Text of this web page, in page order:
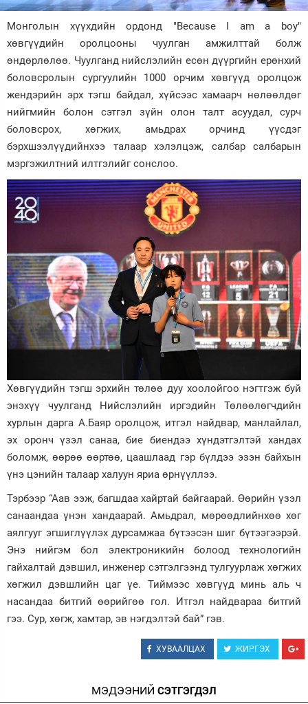
Зурхай
Монголын хүүхдийн ордонд "Because I am a boy"
хөвгүүдийн оролцооны чуулган амжилттай болж
өндөрлөлөө. Чуулганд нийслэлийн есөн дүүргийн ерөнхий
боловсролын сургуулийн 1000 орчим хөвгүүд оролцож
жендэрийн эрх тэгш байдал, хүйсээс хамаарч нөлөөлдөг
нийгмийн болон сэтгэл зүйн олон талт асуудал, сурч
боловсрох, хөгжих, амьдрах орчинд үүсдэг
бэрхшээлүүдийнхээ талаар хэлэлцэж, салбар салбарын
мэргэжилтний илтгэлийг сонслоо.
Хөвгүүдийн тэгш эрхийн төлөө дуу хоолойгоо нэгтгэж буй
энэхүү чуулганд Нийслэлийн иргэдийн Төлөөлөгчдийн
хурлын дарга А.Баяр оролцож, итгэл найдвар, манлайлал,
эх оронч үзэл санаа, бие биендээ хүндэтгэлтэй хандах
боломж, өөрөө өөртөө, цаашлаад гэр бүлдээ эзэн байхын
үнэ цэнийн талаар халуун яриа өрнүүллээ.
Тэрбээр “Аав ээж, багшдаа хайртай байгаарай. Өөрийн үзэл
санаандаа үнэн хандаарай. Амьдрал, мөрөөдлийнхөө хөг
аялгууг эгшиглүүлэх дурсамжаа бүтээсэн шиг бүтээгээрэй.
Энэ нийгэм бол электроникийн болоод технологийн
гайхалтай дэвшил, инженер сэтгэлгээнд тулгуурлаж хөгжих
хөгжил дэвшлийн цаг үе. Тиймээс хөвгүүд минь аль ч
насандаа битгий өөрийгөө гол. Итгэл найдвараа битгий
гээ. Сур, хөгж, хамтар, эв нэгдэлтэй бай” гэв.
ХУВААЛЦАХ ЖИРГЭХ
МЭДЭЭНИЙ СЭТГЭГДЭЛ